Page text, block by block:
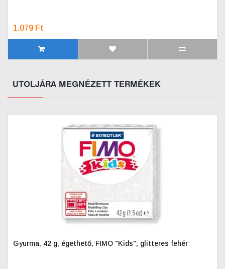
1.079 Ft
UTOLJÁRA MEGNÉZETT TERMÉKEK
Gyurma, 42 g, égethető, FIMO "Kids", glitteres fehér